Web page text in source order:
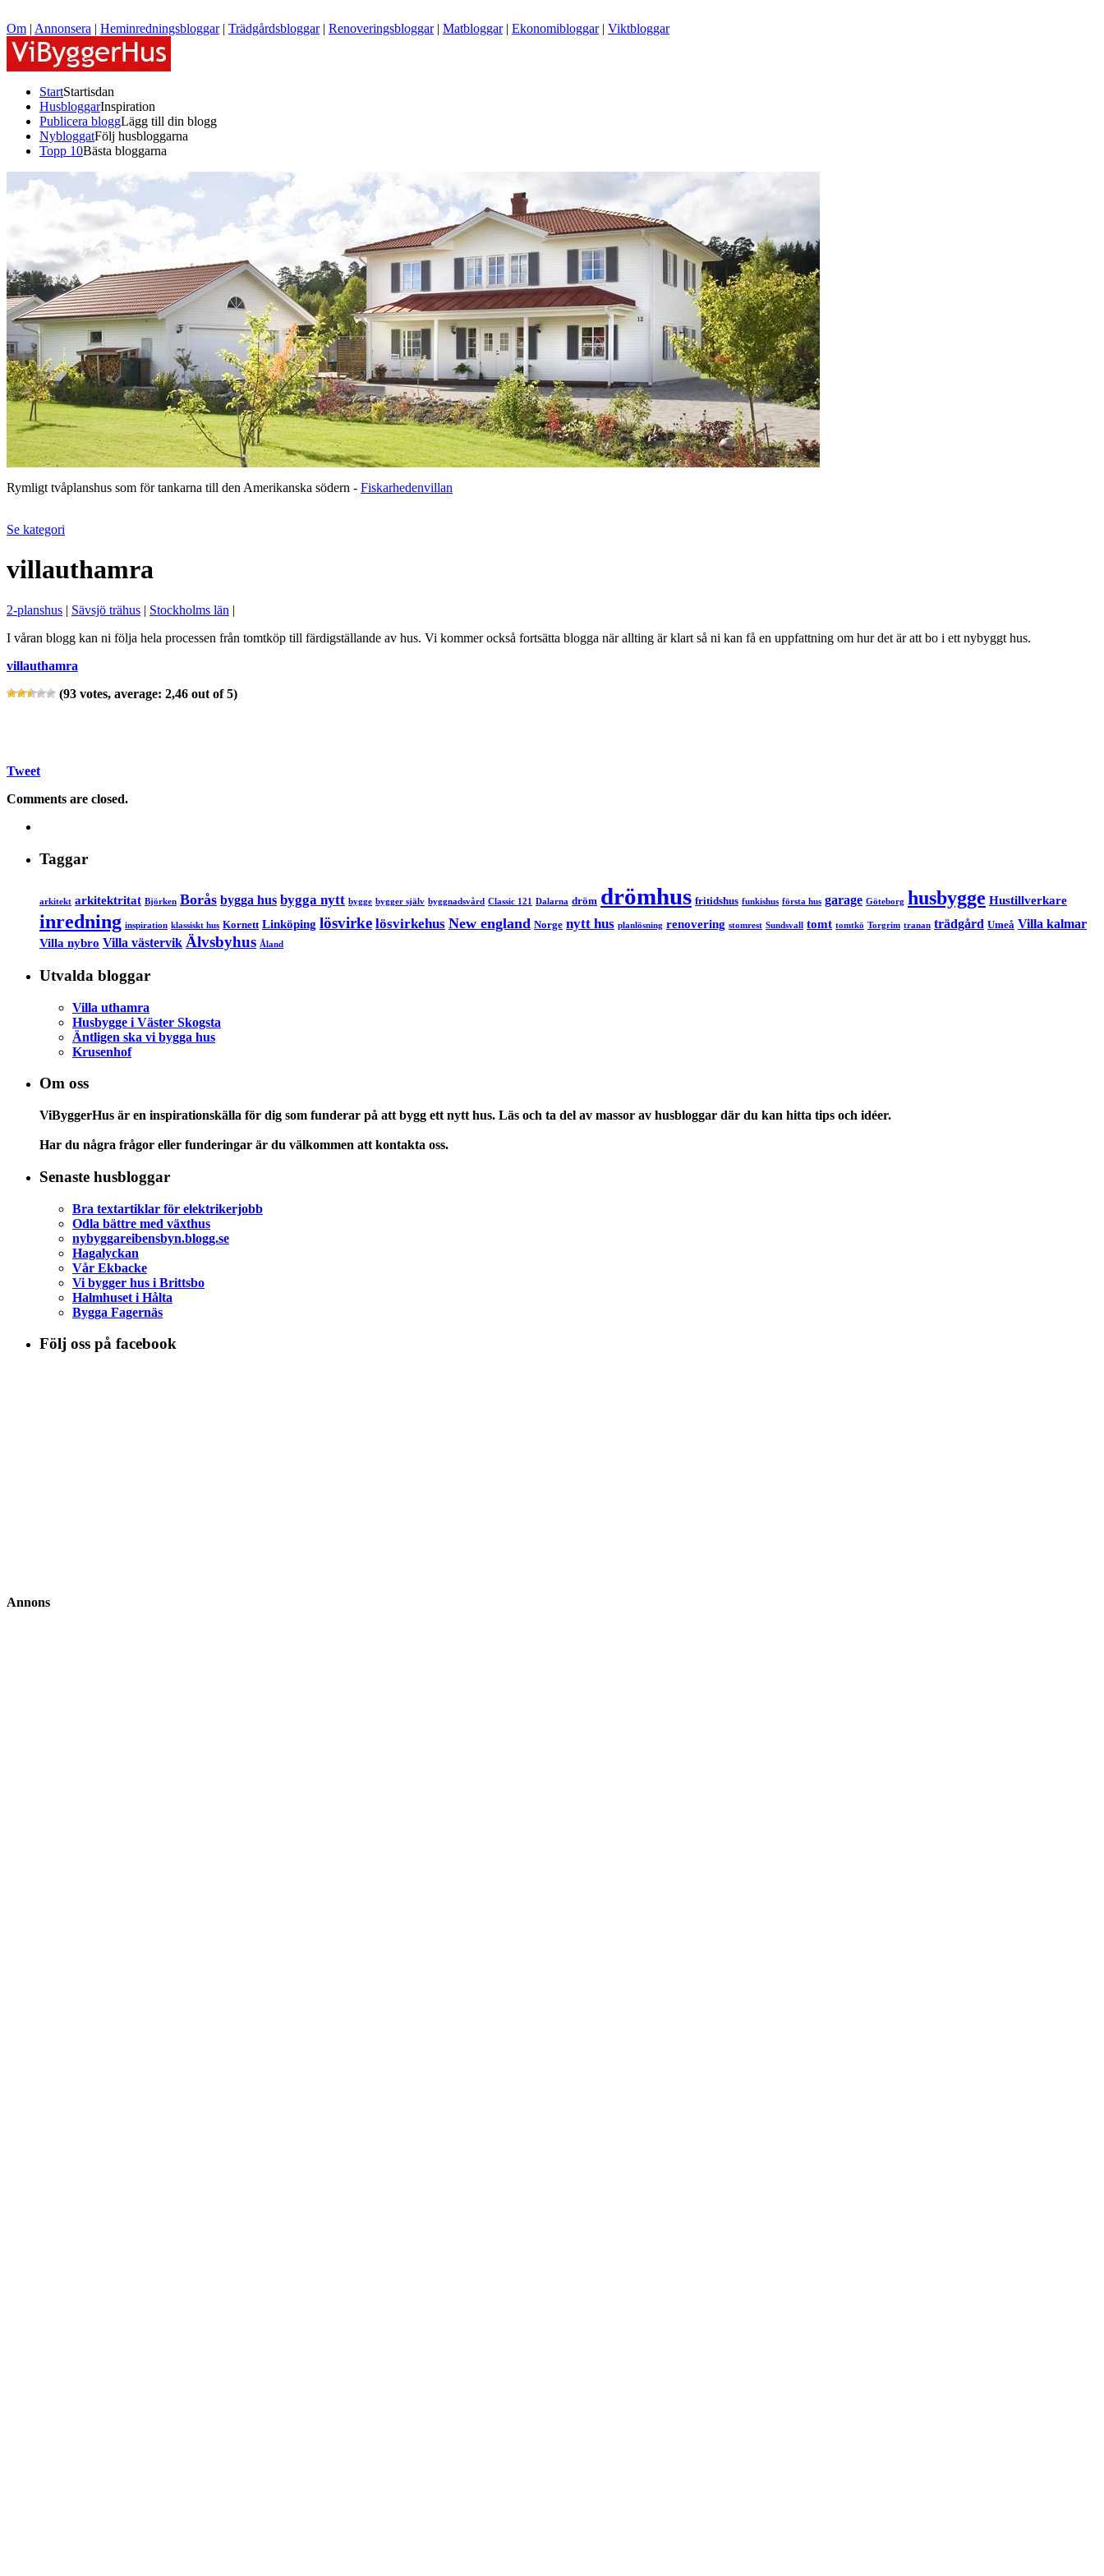
Om | Annonsera | Heminredningsbloggar| Trädgårdsbloggar| Renoveringsbloggar| Matbloggar| Ekonomibloggar| Viktbloggar
StartStartisdan
HusbloggarInspiration
Publicera bloggLägg till din blogg
NybloggatFölj husbloggarna
Topp 10Bästa bloggarna
Rymligt tvåplanshus som för tankarna till den Amerikanska södern - Fiskarhedenvillan
Se kategori
villauthamra
2-planshus | Sävsjö trähus | Stockholms län |
I våran blogg kan ni följa hela processen från tomtköp till färdigställande av hus. Vi kommer också fortsätta blogga när allting är klart så ni kan få en uppfattning om hur det är att bo i ett nybyggt hus.
villauthamra
(93 votes, average: 2,46 out of 5)
Tweet
Comments are closed.
Taggar
arkitekt arkitektritat Björken Borås bygga hus bygga nytt bygge bygger själv byggnadsvård Classic 121 Dalarna dröm drömhus fritidshus funkishus första hus garage Göteborg husbygge Hustillverkare
inredning inspiration klassiskt hus Kornett Linköping lösvirke lösvirkehus New england Norge nytt hus planlösning renovering stomrest Sundsvall tomt tomtkö Torgrim tranan trädgård Umeå Villa kalmar
Villa nybro Villa västervik Älvsbyhus Åland
Utvalda bloggar
Villa uthamra
Husbygge i Väster Skogsta
Äntligen ska vi bygga hus
Krusenhof
Om oss
ViByggerHus är en inspirationskälla för dig som funderar på att bygg ett nytt hus. Läs och ta del av massor av husbloggar där du kan hitta tips och idéer.
Har du några frågor eller funderingar är du välkommen att kontakta oss.
Senaste husbloggar
Bra textartiklar för elektrikerjobb
Odla bättre med växthus
nybyggareibensbyn.blogg.se
Hagalyckan
Vår Ekbacke
Vi bygger hus i Brittsbo
Halmhuset i Hålta
Bygga Fagernäs
Följ oss på facebook
Annons